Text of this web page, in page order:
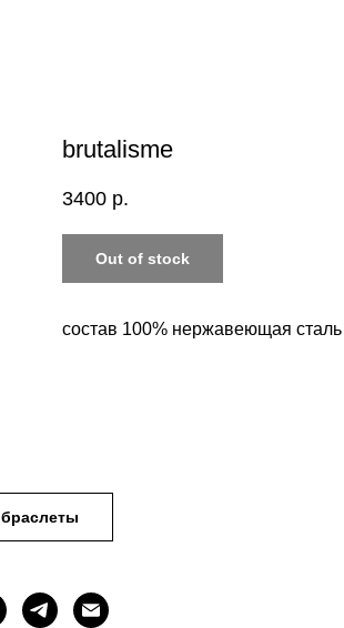
brutalisme
3400 р.
Out of stock
состав 100% нержавеющая сталь
браслеты